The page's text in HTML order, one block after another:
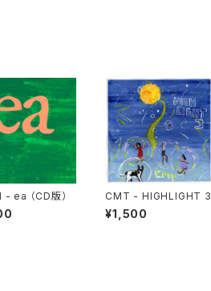
ea （CD版） CMT - HIGHLIGHT 3
¥1,500